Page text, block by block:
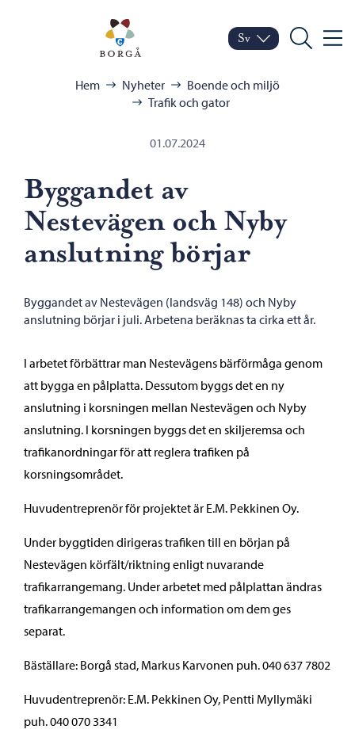
Porvoo – Gå till
Byt språk
Nuvarande språk:
Sv
Sök Meny
Hem Nyheter
Boende och miljö
Trafik och gator
01.07.2024
Byggandet av
Nestevägen och Nyby
anslutning börjar
Byggandet av Nestevägen (landsväg 148) och Nyby
anslutning börjar i juli. Arbetena beräknas ta cirka ett år.
I arbetet förbättrar man Nestevägens bärförmåga genom
att bygga en pålplatta. Dessutom byggs det en ny
anslutning i korsningen mellan Nestevägen och Nyby
anslutning. I korsningen byggs det en skiljeremsa och
trafikanordningar för att reglera trafiken på
korsningsområdet.
Huvudentreprenör för projektet är E.M. Pekkinen Oy.
Under byggtiden dirigeras trafiken till en början på
Nestevägen körfält/riktning enligt nuvarande
trafikarrangemang. Under arbetet med pålplattan ändras
trafikarrangemangen och information om dem ges
separat.
Bäställare: Borgå stad, Markus Karvonen puh. 040 637 7802
Huvudentreprenör: E.M. Pekkinen Oy, Pentti Myllymäki
puh. 040 070 3341